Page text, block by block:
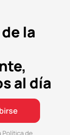
la
al día
Política de